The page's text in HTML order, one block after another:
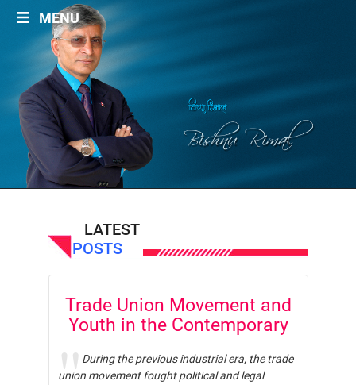
MENU
Labour And Politics
Liberalisation, Globalisation and Privatisation
Migrant Workers
Miscellaneous
Occupational Safety
Politics
Social Security
Women/Gender
Archives by Month
भिडियो~अडियो अन्तर्वार्ता
अन्ताराष्ट्रिय सन्दर्भ
LATEST
POSTS
Trade Union Movement and
Youth in the Contemporary
During the previous industrial era, the trade
union movement fought political and legal